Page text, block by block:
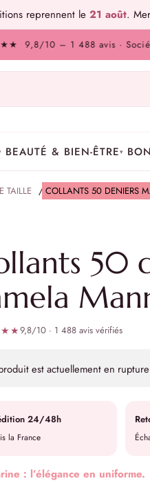
reprennent le 21 août.
– 1 488 avis · Société des
BEAUTÉ & BIEN-ÊTRE▾
TAILLE / COLLANTS 50 DENIERS
50
est actuellement en
24/48h
la France
9,8/10 · 1 488 avis vérifiés
: l’élégance en uniforme.